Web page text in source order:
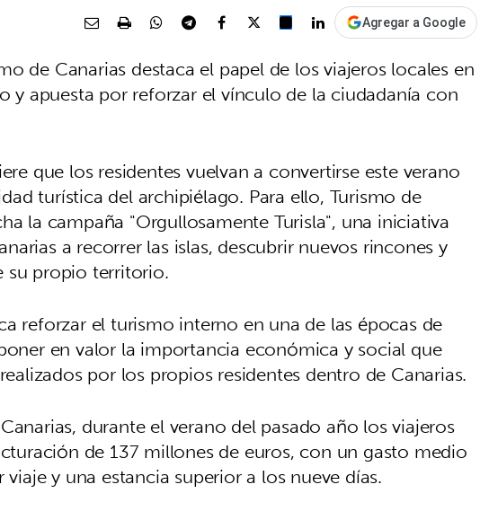
Agregar a Google
de Canarias destaca el papel de los viajeros locales en
y apuesta por reforzar el vínculo de la ciudadanía con
que los residentes vuelvan a convertirse este verano
turística del archipiélago. Para ello, Turismo de
la campaña "Orgullosamente Turisla", una iniciativa
a recorrer las islas, descubrir nuevos rincones y
su propio territorio.
reforzar el turismo interno en una de las épocas de
en valor la importancia económica y social que
por los propios residentes dentro de Canarias.
durante el verano del pasado año los viajeros
de 137 millones de euros, con un gasto medio
y una estancia superior a los nueve días.